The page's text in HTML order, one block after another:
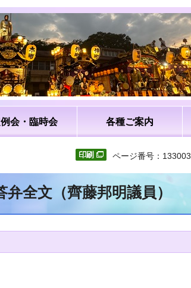
会・臨時会 各種ご案内
ページ番号：133003
全文（齊藤邦明議員）